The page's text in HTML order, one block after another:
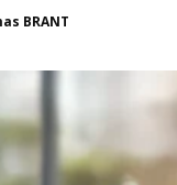
BRANT